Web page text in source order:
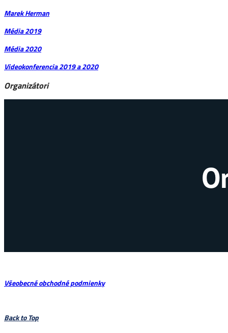
Marek Herman
Média 2019
Média 2020
Videokonferencia 2019 a 2020
Organizátori
Všeobecné obchodné podmienky
Back to Top